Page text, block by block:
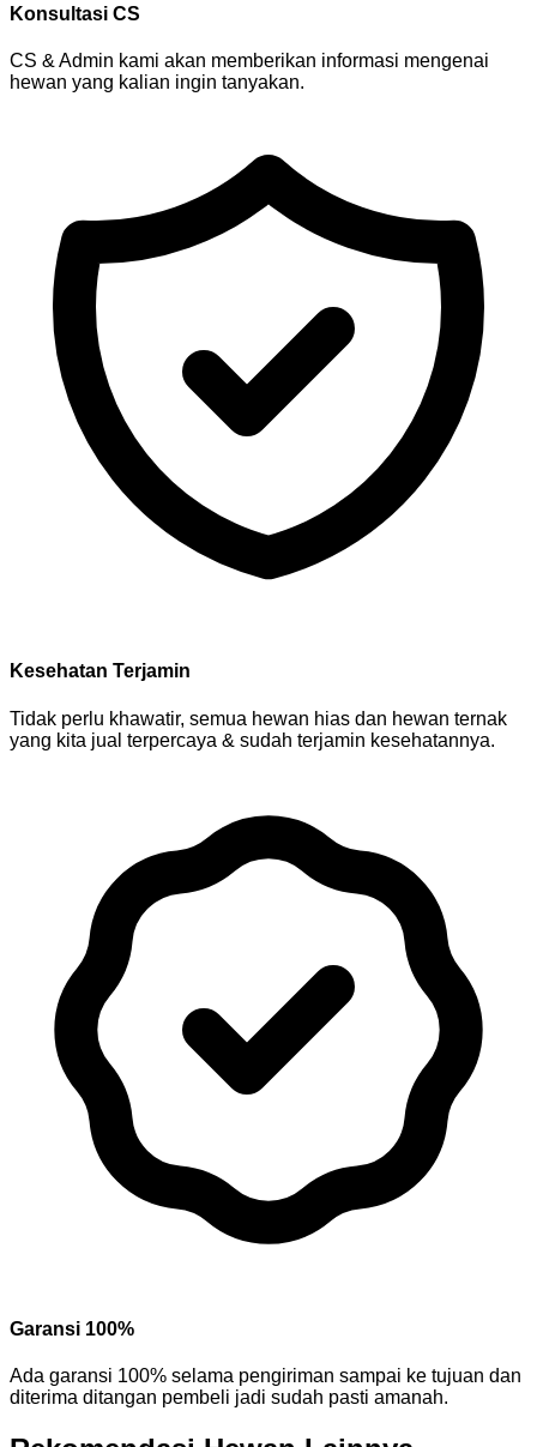
Konsultasi CS
CS & Admin kami akan memberikan informasi mengenai
hewan yang kalian ingin tanyakan.
Kesehatan Terjamin
Tidak perlu khawatir, semua hewan hias dan hewan ternak
yang kita jual terpercaya & sudah terjamin kesehatannya.
Garansi 100%
Ada garansi 100% selama pengiriman sampai ke tujuan dan
diterima ditangan pembeli jadi sudah pasti amanah.